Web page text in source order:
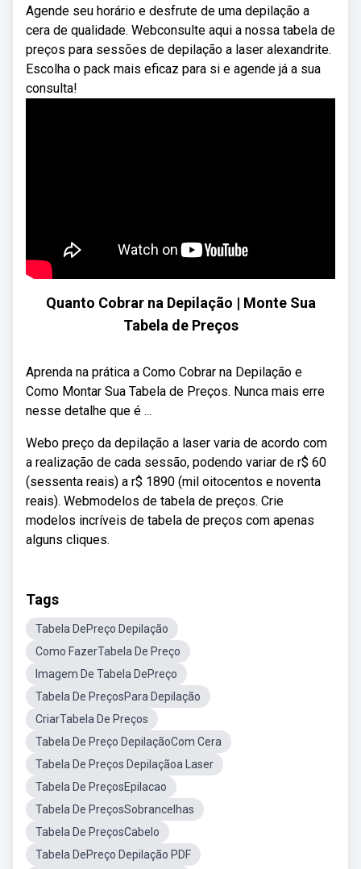
Agende seu horário e desfrute de uma depilação a
cera de qualidade. Webconsulte aqui a nossa tabela de
preços para sessões de depilação a laser alexandrite.
Escolha o pack mais eficaz para si e agende já a sua
consulta!
Quanto Cobrar na Depilação | Monte Sua
Tabela de Preços
Aprenda na prática a Como Cobrar na Depilação e
Como Montar Sua Tabela de Preços. Nunca mais erre
nesse detalhe que é ...
Webo preço da depilação a laser varia de acordo com
a realização de cada sessão, podendo variar de r$ 60
(sessenta reais) a r$ 1890 (mil oitocentos e noventa
reais). Webmodelos de tabela de preços. Crie
modelos incríveis de tabela de preços com apenas
alguns cliques.
Tags
Tabela DePreço Depilação
Como FazerTabela De Preço
Imagem De Tabela DePreço
Tabela De PreçosPara Depilação
CriarTabela De Preços
Tabela De Preço DepilaçãoCom Cera
Tabela De Preços Depilaçãoa Laser
Tabela De PreçosEpilacao
Tabela De PreçosSobrancelhas
Tabela De PreçosCabelo
Tabela DePreço Depilação PDF